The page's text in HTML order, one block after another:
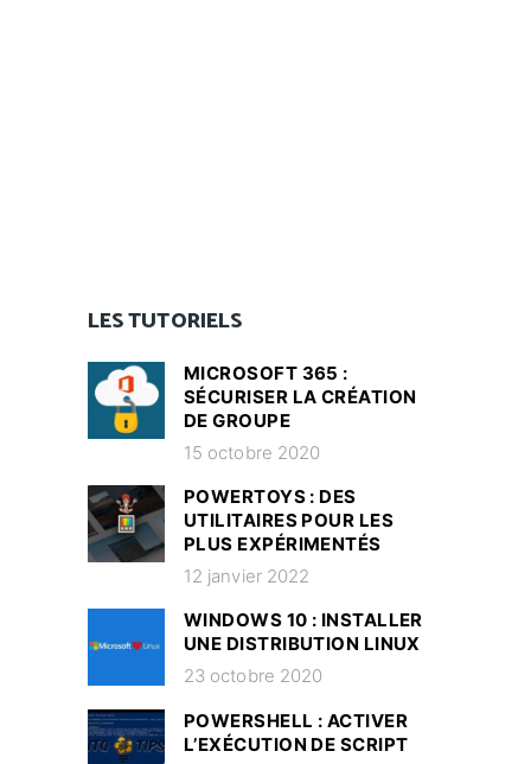
LES TUTORIELS
MICROSOFT 365 :
SÉCURISER LA CRÉATION
DE GROUPE
15 octobre 2020
POWERTOYS : DES
UTILITAIRES POUR LES
PLUS EXPÉRIMENTÉS
12 janvier 2022
WINDOWS 10 : INSTALLER
UNE DISTRIBUTION LINUX
23 octobre 2020
POWERSHELL : ACTIVER
L’EXÉCUTION DE SCRIPT